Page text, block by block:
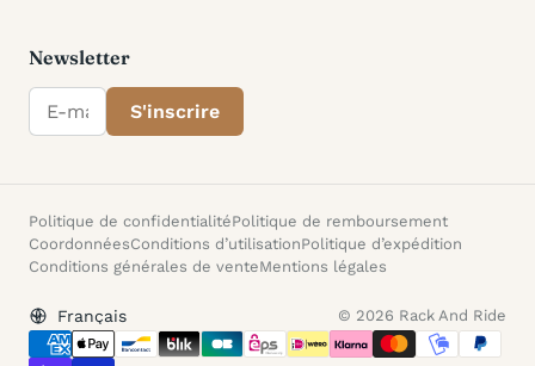
Newsletter
E-mail
S'inscrire
Politique de confidentialitéPolitique de remboursement
CoordonnéesConditions d’utilisationPolitique d’expédition
Conditions générales de venteMentions légales
Langue © 2026 Rack And Ride